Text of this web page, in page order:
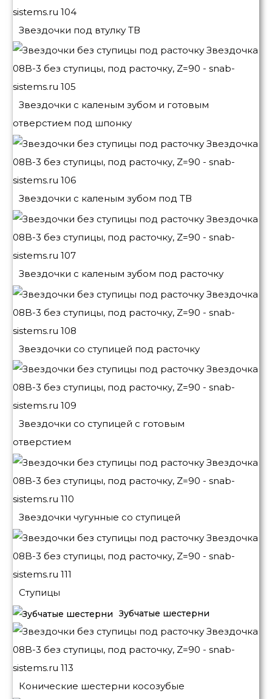
Звездочки под втулку ТВ
Звездочки с каленым зубом и готовым
отверстием под шпонку
Звездочки с каленым зубом под ТВ
Звездочки с каленым зубом под расточку
Звездочки со ступицей под расточку
Звездочки со ступицей с готовым
отверстием
Звездочки чугунные со ступицей
Ступицы
Зубчатые шестерни
Конические шестерни косозубые